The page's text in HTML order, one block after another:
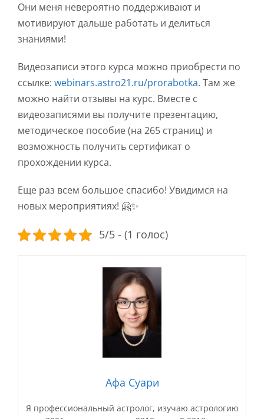
Они меня невероятно поддерживают и
мотивируют дальше работать и делиться
знаниями!
Видеозаписи этого курса можно приобрести по
ссылке: webinars.astro21.ru/prorabotka. Там же
можно найти отзывы на курс. Вместе с
видеозаписями вы получите презентацию,
методическое пособие (на 265 страниц) и
возможность получить сертификат о
прохождении курса.
Еще раз всем большое спасибо! Увидимся на
новых мероприятиях! 🤗✨
5/5 - (1 голос)
Афа Суари
Я профессиональный астролог, изучаю астрологию